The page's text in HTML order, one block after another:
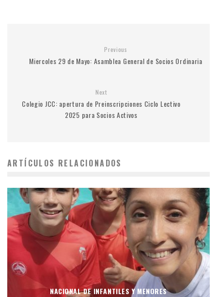
Previous
Miercoles 29 de Mayo: Asamblea General de Socios Ordinaria
Next
Colegio JCC: apertura de Preinscripciones Ciclo Lectivo
2025 para Socios Activos
ARTÍCULOS RELACIONADOS
NACIONAL DE INFANTILES Y MENORES